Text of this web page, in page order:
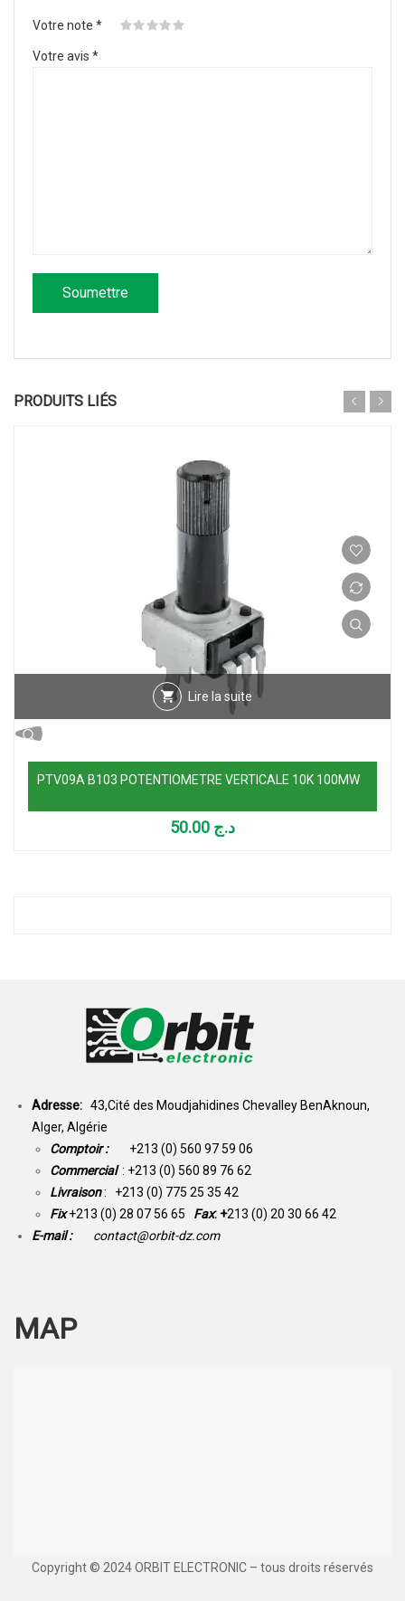
Votre note *
Votre avis *
PRODUITS LIÉS
Lire la suite
PTV09A B103 POTENTIOMETRE VERTICALE 10K 100MW
د.ج
Adresse: 43,Cité des Moudjahidines Chevalley BenAknoun,
Alger, Algérie
Comptoir : +213 (0) 560 97 59 06
Commercial : +213 (0) 560 89 76 62
Livraison: +213 (0) 775 25 35 42
Fix +213 (0) 28 07 56 65 Fax: +213 (0) 20 30 66 42
E-mail :
contact@orbit-dz.com
MAP
Copyright © 2024 ORBIT ELECTRONIC – tous droits réservés